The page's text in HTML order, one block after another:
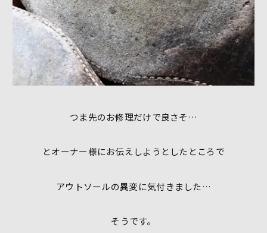
つま先のお修理だけで良さそ…
とオーナー様にお伝えしようとしたところで
アウトソールの異変に気付きました…
そうです。